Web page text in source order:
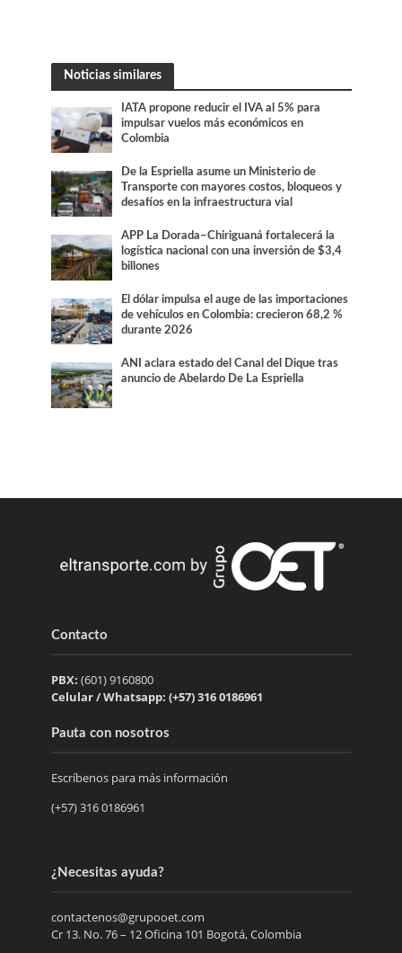
Noticias similares
IATA propone reducir el IVA al 5% para
impulsar vuelos más económicos en
Colombia
De la Espriella asume un Ministerio de
Transporte con mayores costos, bloqueos y
desafíos en la infraestructura vial
APP La Dorada–Chiriguaná fortalecerá la
logística nacional con una inversión de $3,4
billones
El dólar impulsa el auge de las importaciones
de vehículos en Colombia: crecieron 68,2 %
durante 2026
ANI aclara estado del Canal del Dique tras
anuncio de Abelardo De La Espriella
Contacto
PBX: (601) 9160800
Celular / Whatsapp: (+57) 316 0186961
Pauta con nosotros
Escríbenos para más información
(+57) 316 0186961
¿Necesitas ayuda?
contactenos@grupooet.com
Cr 13. No. 76 – 12 Oficina 101 Bogotá, Colombia